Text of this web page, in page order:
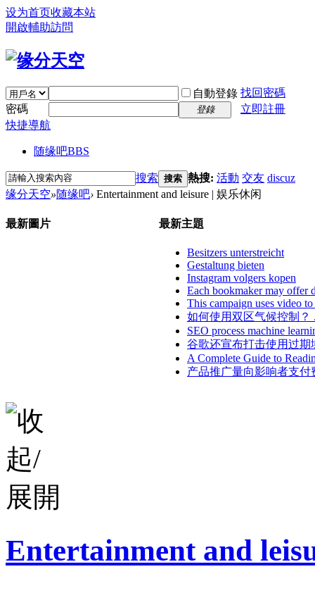
设为首页收藏本站
開啟輔助訪問
自動登錄 找回密碼
密碼
登錄
立即註冊
快捷導航
随缘吧BBS
搜索 搜索 熱搜: 活動 交友 discuz
缘分天空»随缘吧› Entertainment and leisure | 娱乐休闲
最新圖片 最新主題
Besitzers unterstreicht
Gestaltung bieten
Instagram volgers kopen
Each bookmaker may offer
This campaign uses video to
如何使用双区气候控制？
SEO process machine
谷歌还宣布打击使用过期
A Complete Guide to
产品推广量向影响者支付
Entertainment and